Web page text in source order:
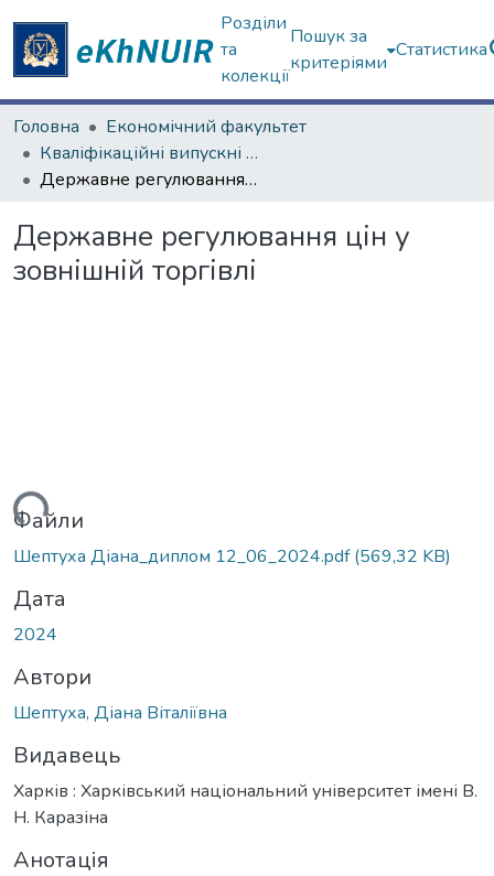
Розділи
та
колекції
Пошук за
критеріями
Статистика
Головна
Економічний факультет
Кваліфікаційні випускні роботи бакалаврів. Економічний факультет
Державне регулювання цін у зовнішній торгівлі
Державне регулювання цін у
зовнішній торгівлі
Файли
Шептуха Діана_диплом 12_06_2024.pdf(569,32 KB)
Дата
2024
Автори
Шептуха, Діана Віталіївна
Видавець
Харків : Харківський національний університет імені В.
Н. Каразіна
Анотація